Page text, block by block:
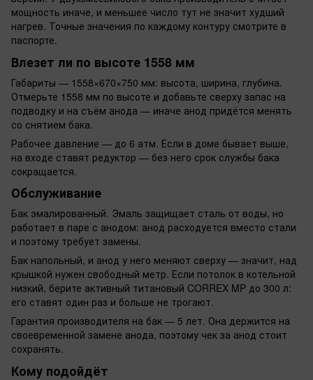
мощность иначе, и меньшее число тут не значит худший
нагрев. Точные значения по каждому контуру смотрите в
паспорте.
Влезет ли по высоте 1558 мм
Габариты — 1558×670×750 мм: высота, ширина, глубина.
Отмерьте 1558 мм по высоте и добавьте сверху запас на
подводку и на съём анода — иначе анод придётся менять
со снятием бака.
Рабочее давление — до 6 атм. Если в доме бывает выше,
на входе ставят редуктор — без него срок службы бака
сокращается.
Обслуживание
Бак эмалированный. Эмаль защищает сталь от воды, но
работает в паре с анодом: анод расходуется вместо стали
и поэтому требует замены.
Бак напольный, и анод у него меняют сверху — значит, над
крышкой нужен свободный метр. Если потолок в котельной
низкий, берите активный титановый CORREX MP до 300 л:
его ставят один раз и больше не трогают.
Гарантия производителя на бак — 5 лет. Она держится на
своевременной замене анода, поэтому чек за анод стоит
сохранять.
Кому подойдёт